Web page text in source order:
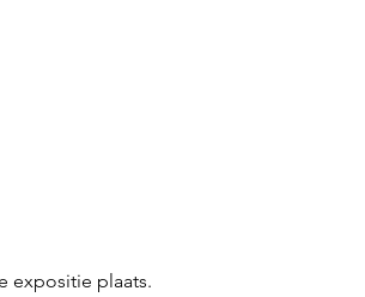
expositie plaats.